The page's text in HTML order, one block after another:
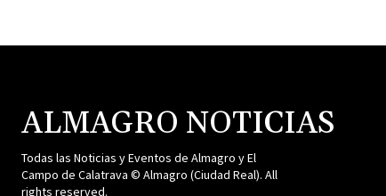
ALMAGRO NOTICIAS
Todas las Noticias y Eventos de Almagro y El
Campo de Calatrava © Almagro (Ciudad Real). All
rights reserved.